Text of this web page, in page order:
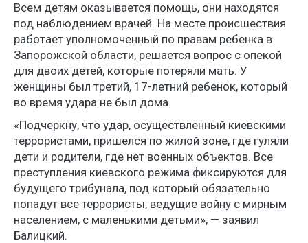
Всем детям оказывается помощь, они находятся
под наблюдением врачей. На месте происшествия
работает уполномоченный по правам ребенка в
Запорожской области, решается вопрос с опекой
для двоих детей, которые потеряли мать. У
женщины был третий, 17-летний ребенок, который
во время удара не был дома.
«Подчеркну, что удар, осуществленный киевскими
террористами, пришелся по жилой зоне, где гуляли
дети и родители, где нет военных объектов. Все
преступления киевского режима фиксируются для
будущего трибунала, под который обязательно
попадут все террористы, ведущие войну с мирным
населением, с маленькими детьми», — заявил
Балицкий.